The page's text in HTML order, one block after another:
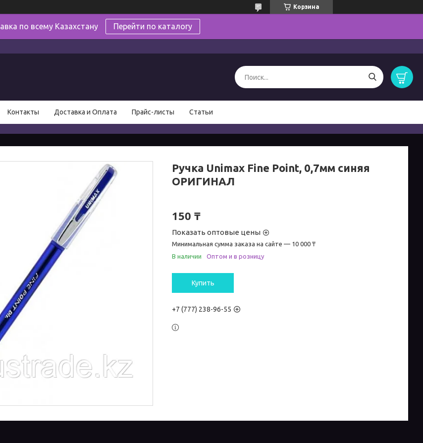
Корзина
по всему Казахстану Перейти по каталогу
Контакты Доставка и Оплата Прайс-листы Статьи
Ручка Unimax Fine Point, 0,7мм синяя
ОРИГИНАЛ
150 ₸
Показать оптовые цены
Минимальная сумма заказа на сайте — 10 000 ₸
В наличии
Оптом и в розницу
Купить
+7 (777) 238-96-55